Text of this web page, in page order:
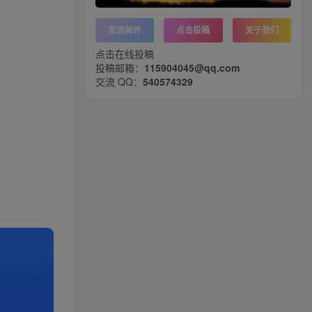
发送邮件 点击投稿 关于我们
点击在线投稿
投稿邮箱： 115904045@qq.com
交流 QQ： 540574329